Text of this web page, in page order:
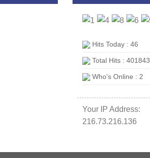
Hits Today : 46
Total Hits : 401843
Who's Online : 2
Your IP Address:
216.73.216.136